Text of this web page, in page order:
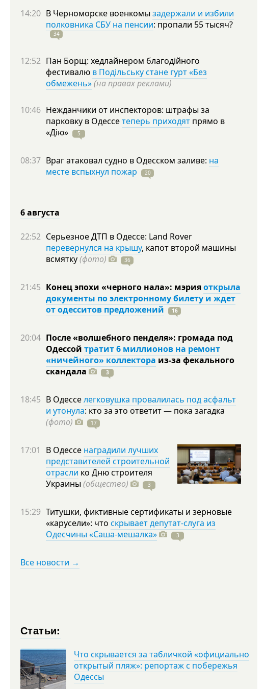
14:20 В Черноморске военкомы задержали и избили
полковника СБУ на пенсии: пропали 55тысяч?
34
12:52 Пан Борщ: хедлайнером благодійного
фестивалю в Подільську стане гурт «Без
обмежень»(на правах реклами)
10:46 Нежданчики от инспекторов: штрафы за
парковку в Одессетеперь приходят прямо в
«Дію»
5
08:37 Враг атаковал судно в Одесском заливе: на
месте вспыхнул пожар
20
6 августа
22:52 Серьезное ДТП в Одессе: Land Rover
перевернулся на крышу, капот второй машины
всмятку(фото) 36
21:45 Конец эпохи «черного нала»: мэрияоткрыла
документы по электронному билету и ждет
от одесситов предложений
16
20:04 После «волшебного пенделя»: громада под
Одессой тратит 6 миллионов на ремонт
«ничейного» коллектора из-за фекального
скандала
3
18:45 В Одесселегковушка провалилась под асфальт
и утонула: кто за это ответит — пока загадка
(фото)
17
17:01 В Одессе наградили лучших
представителей строительной
отрасли ко Дню строителя
Украины (общество) 3
15:29 Титушки, фиктивные сертификаты и зерновые
«карусели»: что скрывает депутат-слуга из
Одесчины «Саша-мешалка»
3
Все новости →
Статьи:
Что скрывается за табличкой «официально
открытый пляж»: репортаж с побережья
Одессы